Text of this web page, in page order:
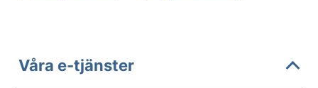
Våra e-tjänster